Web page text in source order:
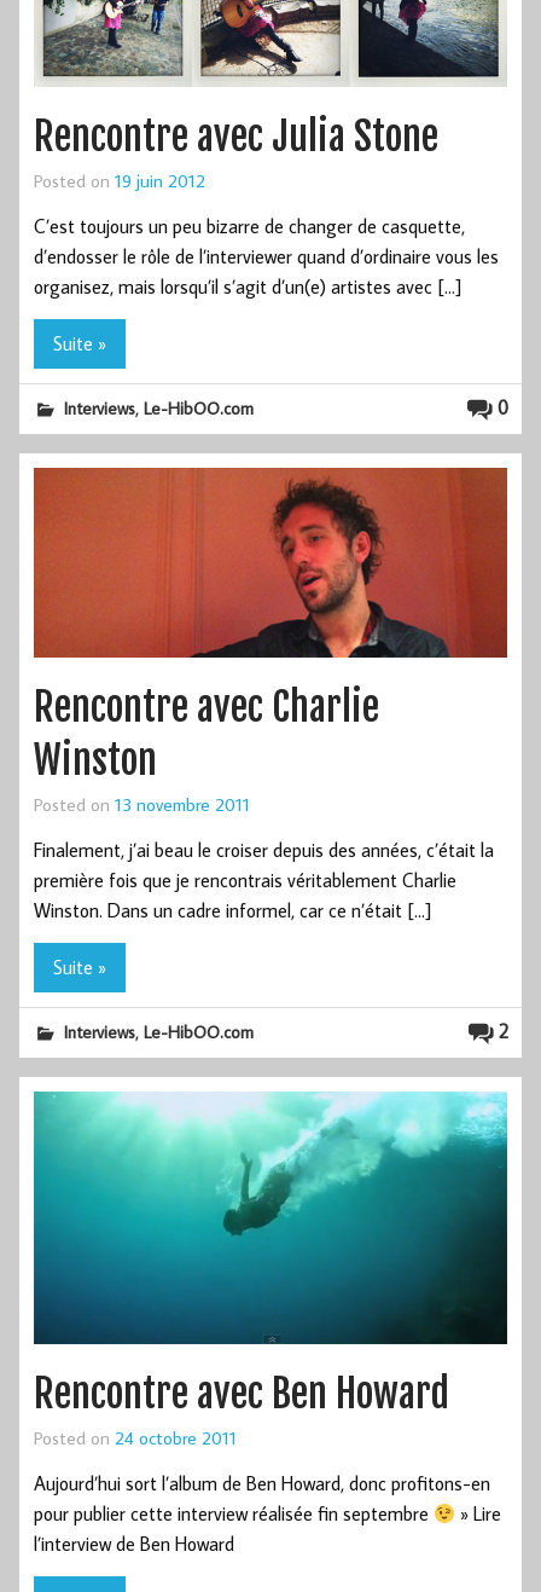
Rencontre avec Julia Stone
Posted on 19 juin 2012
C’est toujours un peu bizarre de changer de casquette,
d’endosser le rôle de l’interviewer quand d’ordinaire vous les
organisez, mais lorsqu’il s’agit d’un(e) artistes avec […]
Suite »
0
Interviews,Le-HibOO.com
Rencontre avec Charlie
Winston
Posted on 13 novembre 2011
Finalement, j’ai beau le croiser depuis des années, c’était la
première fois que je rencontrais véritablement Charlie
Winston. Dans un cadre informel, car ce n’était […]
Suite »
2
Interviews,Le-HibOO.com
Rencontre avec Ben Howard
Posted on 24 octobre 2011
Aujourd’hui sort l’album de Ben Howard, donc profitons-en
pour publier cette interview réalisée fin septembre
» Lire
l’interview de Ben Howard